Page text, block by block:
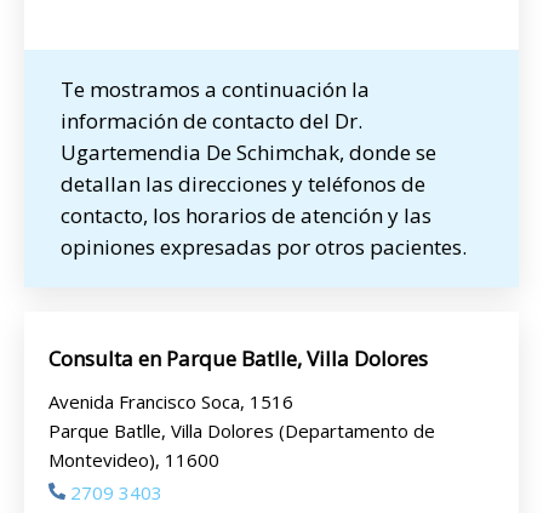
Te mostramos a continuación la
información de contacto del Dr.
Ugartemendia De Schimchak, donde se
detallan las direcciones y teléfonos de
contacto, los horarios de atención y las
opiniones expresadas por otros pacientes.
Consulta en Parque Batlle, Villa Dolores
Avenida Francisco Soca, 1516
Parque Batlle, Villa Dolores (Departamento de
Montevideo), 11600
2709 3403